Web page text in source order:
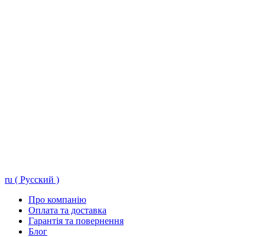
ru ( Русский )
Про компанію
Оплата та доставка
Гарантія та повернення
Блог